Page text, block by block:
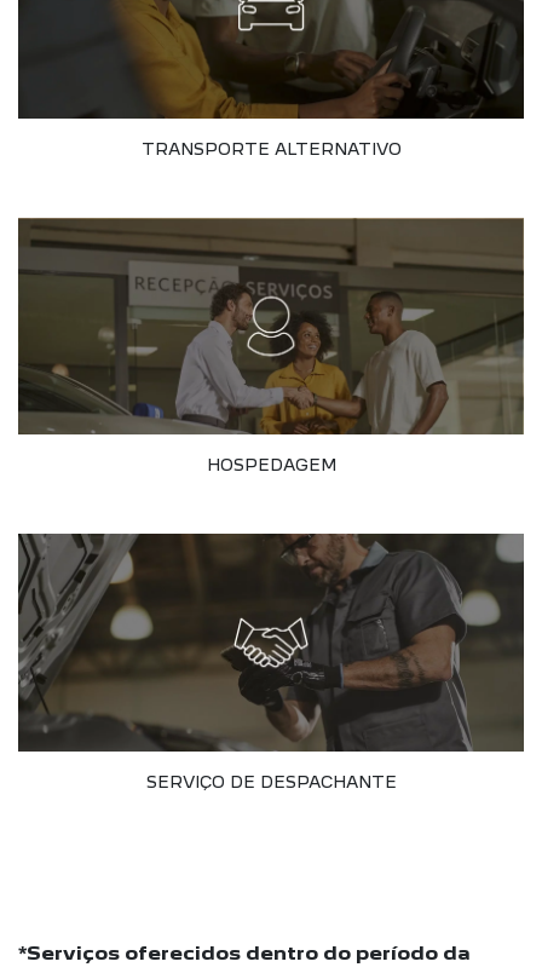
TRANSPORTE ALTERNATIVO
HOSPEDAGEM
SERVIÇO DE DESPACHANTE
*Serviços oferecidos dentro do período da